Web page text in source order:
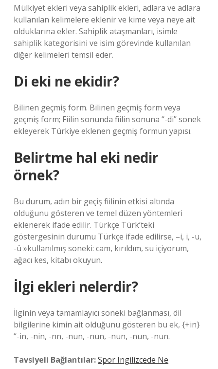
Mülkiyet ekleri veya sahiplik ekleri, adlara ve adlara
kullanılan kelimelere eklenir ve kime veya neye ait
olduklarına ekler. Sahiplik ataşmanları, isimle
sahiplik kategorisini ve isim görevinde kullanılan
diğer kelimeleri temsil eder.
Di eki ne ekidir?
Bilinen geçmiş form. Bilinen geçmiş form veya
geçmiş form; Fiilin sonunda fiilin sonuna “-di” sonek
ekleyerek Türkiye eklenen geçmiş formun yapısı.
Belirtme hal eki nedir
örnek?
Bu durum, adın bir geçiş fiilinin etkisi altında
olduğunu gösteren ve temel düzen yöntemleri
eklenerek ifade edilir. Türkçe Türk’teki
göstergesinin durumu Türkçe ifade edilirse, –i, i, -u,
-ü »kullanılmış soneki: cam, kırıldım, su içiyorum,
ağacı kes, kitabı okuyun.
İlgi ekleri nelerdir?
İlginin veya tamamlayıcı soneki bağlanması, dil
bilgilerine kimin ait olduğunu gösteren bu ek, {+in}
“-in, -nin, -nn, -nun, -nun, -nun, -nun, -nun.
Tavsiyeli Bağlantılar:Spor Ingilizcede Ne